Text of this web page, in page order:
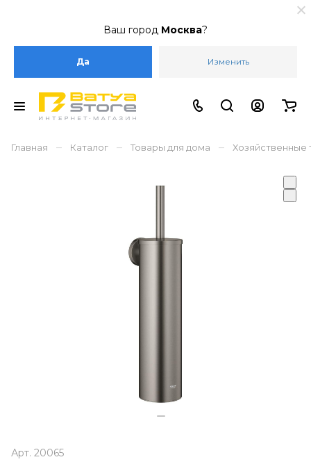
Ваш город Москва?
Да Изменить
Главная – Каталог – Товары для дома – Хозяйственные
Арт. 20065